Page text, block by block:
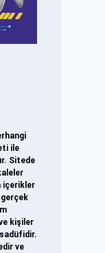
ile
Sitede
içerikler
kişiler
ve